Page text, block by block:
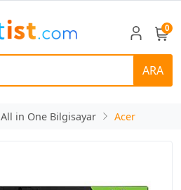
ARA
0
All in One Bilgisayar Acer